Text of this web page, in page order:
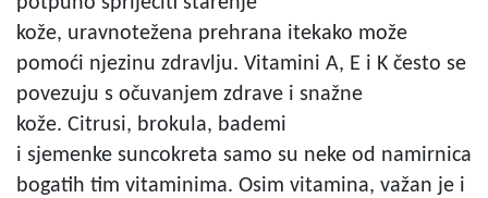
kože, uravnotežena prehrana itekako može
pomoći njezinu zdravlju. Vitamini A, E i K često se
povezuju s očuvanjem zdrave i snažne
kože. Citrusi, brokula, bademi
i sjemenke suncokreta samo su neke od namirnica
bogatih tim vitaminima. Osim vitamina, važan je i